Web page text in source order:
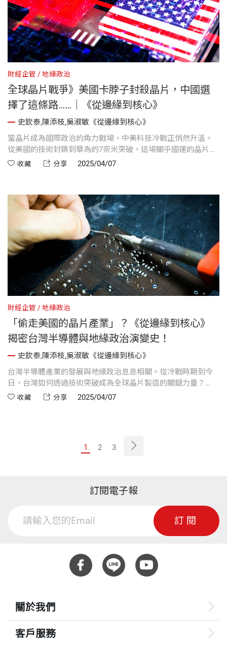
財經企管 地緣政治
全球晶片戰爭》美國卡脖子封殺晶片，中國選
擇了這條路……｜《從邊緣到核心》
史欽泰,陳添枝,吳淑敏《從邊緣到核心》
當晶片成為國際政治的角力戰場，中美科技冷戰正悄然升溫。
從美國的技術封鎖到華為的7奈米突破，這場關乎國運的晶片戰
爭，早已不只是產業競爭，而是關乎話語權與未來秩序的生死
收藏 分享 2025/04/07
財經企管 地緣政治
「偷走美國的晶片產業」？《從邊緣到核心》
揭密台灣半導體與地緣政治演變史！
史欽泰,陳添枝,吳淑敏《從邊緣到核心》
台灣半導體產業的發展與地緣政治息息相關。從冷戰時期到今
日，台灣如何透過技術突破成為全球晶片製造的關鍵力量？
《從邊緣到核心》揭開台灣在全球產業鏈中的角色...
收藏 分享 2025/04/07
1 2 3
訂閱電子報
訂閱
關於我們
客戶服務